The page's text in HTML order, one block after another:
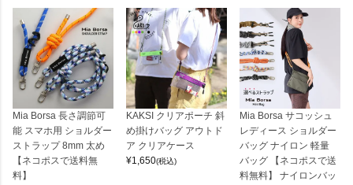
Mia Borsa 長さ調節可
能 スマホ用 ショルダー
ストラップ 8mm 太め
【ネコポスで送料無
料】
KAKSI クリアポーチ 斜
め掛けバッグ アウトド
ア クリアケース
¥1,650(税込)
Mia Borsa サコッシュ
レディース ショルダー
バッグ ナイロン 軽量
バッグ 【ネコポスで送
料無料】 ナイロンバッ